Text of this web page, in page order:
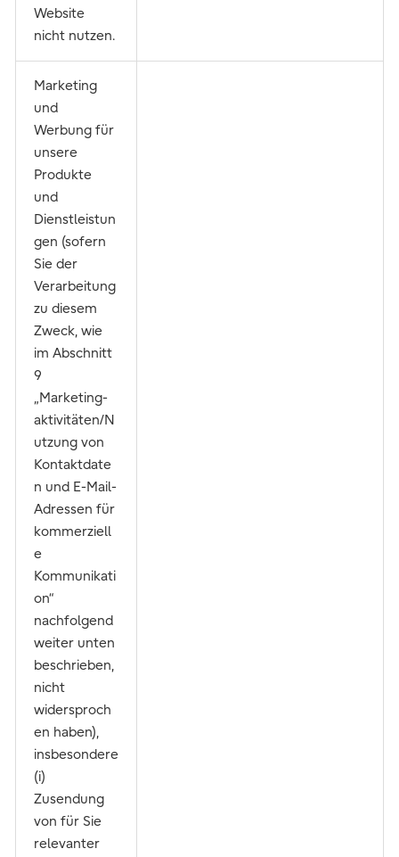
Website
nicht nutzen.
Marketing
und
Werbung für
unsere
Produkte
und
Dienstleistun
gen (sofern
Sie der
Verarbeitung
zu diesem
Zweck, wie
im Abschnitt
9
„Marketing-
aktivitäten/N
utzung von
Kontaktdate
n und E-Mail-
Adressen für
kommerziell
e
Kommunikati
on“
nachfolgend
weiter unten
beschrieben,
nicht
widersproch
en haben),
insbesondere
(i)
Zusendung
von für Sie
relevanter